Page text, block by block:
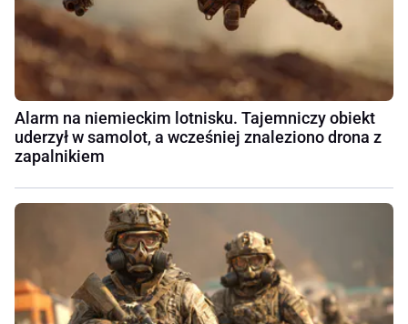
Alarm na niemieckim lotnisku. Tajemniczy obiekt
uderzył w samolot, a wcześniej znaleziono drona z
zapalnikiem